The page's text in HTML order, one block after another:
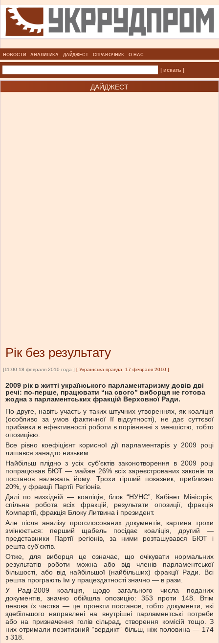
НОВОСТИ АНАЛИТИКА ДАЙДЖЕСТ СПРАВОЧНИК О НАС
| искать |
ДАЙДЖЕСТ
Рік без результату
[11:00 18 февраля 2010 года ] [ Українська правда, 17 февраля 2010 ]
2009 рік в житті українського парламентаризму довів дві
речі: по-перше, працювати “на свого” виборця не готова
жодна з парламентських фракцій Верховної Ради.
По-друге, навіть участь у таких штучних утвореннях, як коаліція
(особливо за умов фактичної її відсутності), не дає суттєвої
прибавки в ефективності роботи в порівнянні з меншістю, тобто
опозицією.
Все рівно коефіцієнт корисної дії парламентарів у 2009 році
лишався занадто низьким.
Найбільш плідно з усіх суб'єктів законотворення в 2009 році
попрацював БЮТ — майже 26% всіх зареєстрованих законів та
постанов належать йому. Трохи гірший показник, приблизно
20%, у фракції Партії Регіонів.
Далі по низхідній — коаліція, блок “НУНС”, Кабінет Міністрів,
спільна робота всіх фракцій, результати опозиції, фракція
Компартії, фракція Блоку Литвина і президент.
Але після аналізу проголосованих документів, картина трохи
змінюється: перший щабель посідає коаліція, другий —
представники Партії регіонів, за ними розташувався БЮТ і
решта суб'єктів.
Отже, для виборця це означає, що очікувати нормальних
результатів роботи можна або від членів парламентської
більшості, або від найбільшої (найбільших) фракції Ради. Всі
решта програють їм у працездатності значно — в рази.
У Раді-2009 коаліція, щодо загального числа поданих
документів, значно обійшла опозицію: 353 проти 148. Втім
левова їх частка — це проекти постанов, тобто документи, які
здебільшого направлені на внутрішні парламентські потреби
або на призначення голів сільрад, створення комісій тощо. З
них отримали позитивний “вердикт” більш, ніж половина — 174
з 318.